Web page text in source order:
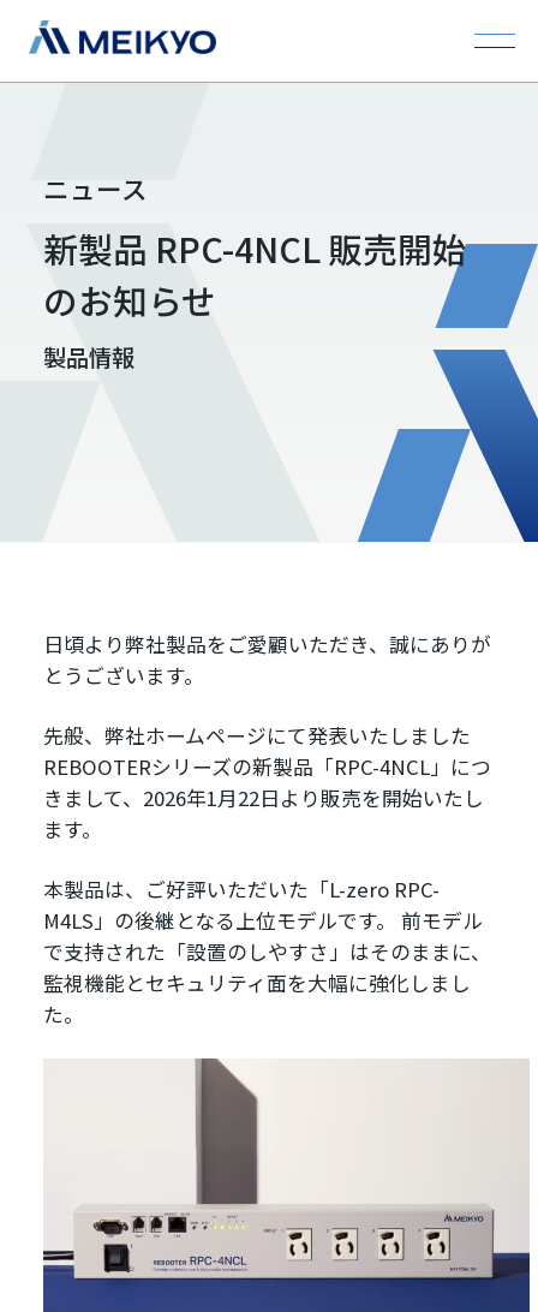
ニュース
新製品 RPC-4NCL 販売開始
のお知らせ
製品情報
日頃より弊社製品をご愛顧いただき、誠にありが
とうございます。
先般、弊社ホームページにて発表いたしました
REBOOTERシリーズの新製品「RPC-4NCL」につ
きまして、2026年1月22日より販売を開始いたし
ます。
本製品は、ご好評いただいた「L-zero RPC-
M4LS」の後継となる上位モデルです。 前モデル
で支持された「設置のしやすさ」はそのままに、
監視機能とセキュリティ面を大幅に強化しまし
た。